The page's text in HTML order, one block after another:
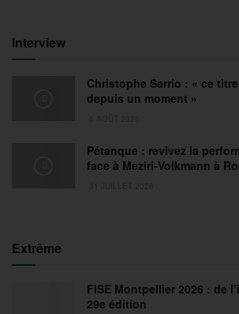
Interview
Christophe Sarrio : « ce
depuis un moment »
Pétanque : revivez la
face à Meziri-Volkmann à
Extrême
FISE Montpellier 2026 : de
29e édition